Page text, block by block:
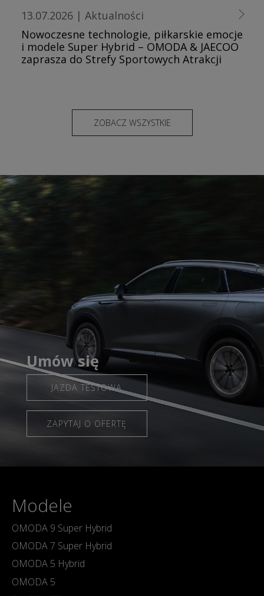
13.07.2026 | Aktualności
Nowoczesne technologie, piłkarskie emocje
i modele Super Hybrid – OMODA & JAECOO
zaprasza do Strefy Sportowych Atrakcji
ZOBACZ WSZYSTKIE
Umów się
JAZDA TESTOWA
ZAPYTAJ O OFERTĘ
Modele
OMODA 9 Super Hybrid
OMODA 7 Super Hybrid
OMODA 5 Hybrid
OMODA 5